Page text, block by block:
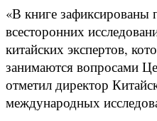
«В книге зафиксированы
всесторонних
китайских экспертов,
занимаются вопросами
отметил директор
международных